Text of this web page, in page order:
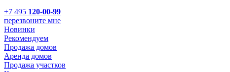
+7 495 120-00-99
перезвоните мне
Новинки
Рекомендуем
Продажа домов
Аренда домов
Продажа участков